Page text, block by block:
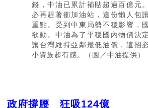
錢，中油已累計補貼超過百億元
必再趕著衝加油站，這份懶人包
重點。受到中東局勢不穩影響，
欲動。中油為了平穩國內物價決
讓台灣維持亞鄰最低油價，這招
小資族超有感。（圖／中油提供）
政府撐腰 狂吸124億